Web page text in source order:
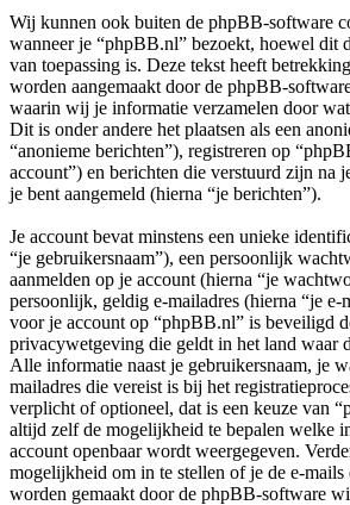
Wij kunnen ook buiten de phpBB-software
wanneer je “phpBB.nl” bezoekt, hoewel dit
van toepassing is. Deze tekst heeft
worden aangemaakt door de phpBB-
waarin wij je informatie verzamelen door
Dit is onder andere het plaatsen als een
“anonieme berichten”), registreren op
account”) en berichten die verstuurd zijn na
je bent aangemeld (hierna “je berichten”).
Je account bevat minstens een unieke
“je gebruikersnaam”), een persoonlijk
aanmelden op je account (hierna “je
persoonlijk, geldig e-mailadres (hierna “je e-
voor je account op “phpBB.nl” is beveiligd
privacywetgeving die geldt in het land waar
Alle informatie naast je gebruikersnaam, je
mailadres die vereist is bij het
verplicht of optioneel, dat is een keuze van
altijd zelf de mogelijkheid te bepalen welke
account openbaar wordt weergegeven.
mogelijkheid om in te stellen of je de e-mails
worden gemaakt door de phpBB-software